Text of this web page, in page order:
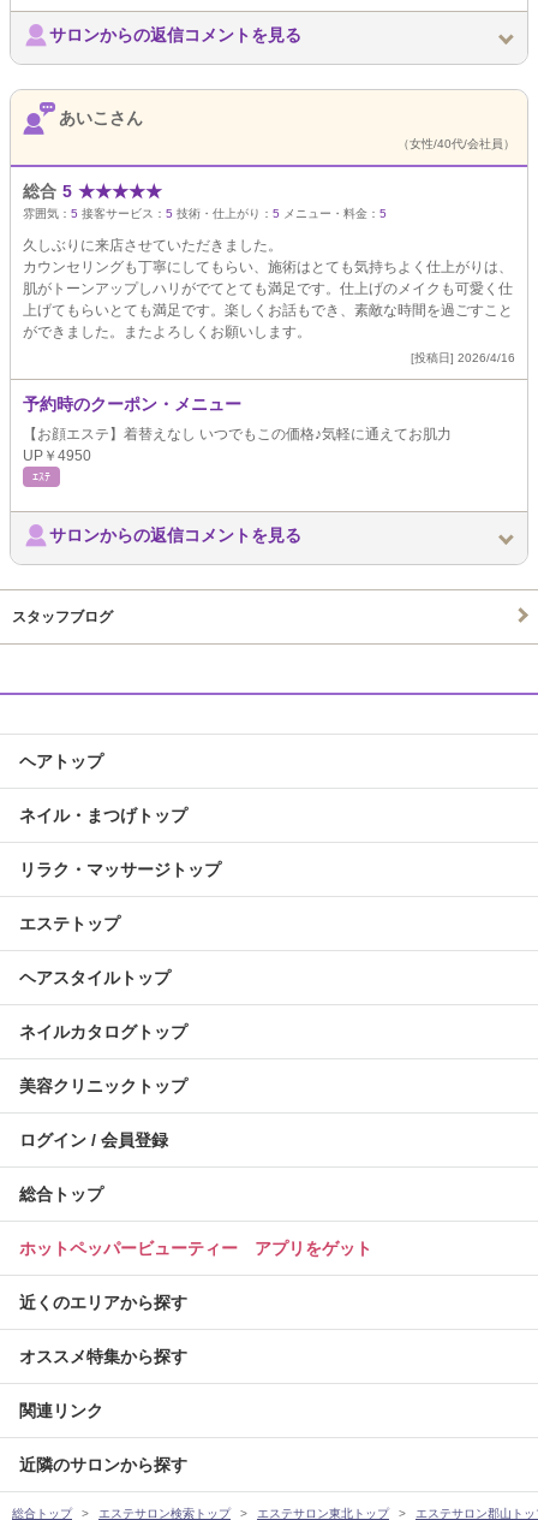
サロンからの返信コメントを見る
あいこさん
（女性/40代/会社員）
総合 5 ★★★★★
雰囲気： 5 接客サービス： 5 技術・仕上がり： 5 メニュー・料金： 5
久しぶりに来店させていただきました。
カウンセリングも丁寧にしてもらい、施術はとても気持ちよく仕上がりは、
肌がトーンアップしハリがでてとても満足です。仕上げのメイクも可愛く仕
上げてもらいとても満足です。楽しくお話もでき、素敵な時間を過ごすこと
ができました。またよろしくお願いします。
[投稿日] 2026/4/16
予約時のクーポン・メニュー
【お顔エステ】着替えなし いつでもこの価格♪気軽に通えてお肌力
UP￥4950
ｴｽﾃ
サロンからの返信コメントを見る
スタッフブログ
ヘアトップ
ネイル・まつげトップ
リラク・マッサージトップ
エステトップ
ヘアスタイルトップ
ネイルカタログトップ
美容クリニックトップ
ログイン / 会員登録
総合トップ
ホットペッパービューティー アプリをゲット
近くのエリアから探す
オススメ特集から探す
関連リンク
近隣のサロンから探す
総合トップ エステサロン検索トップ エステサロン東北トップ エステサロン郡山トッ